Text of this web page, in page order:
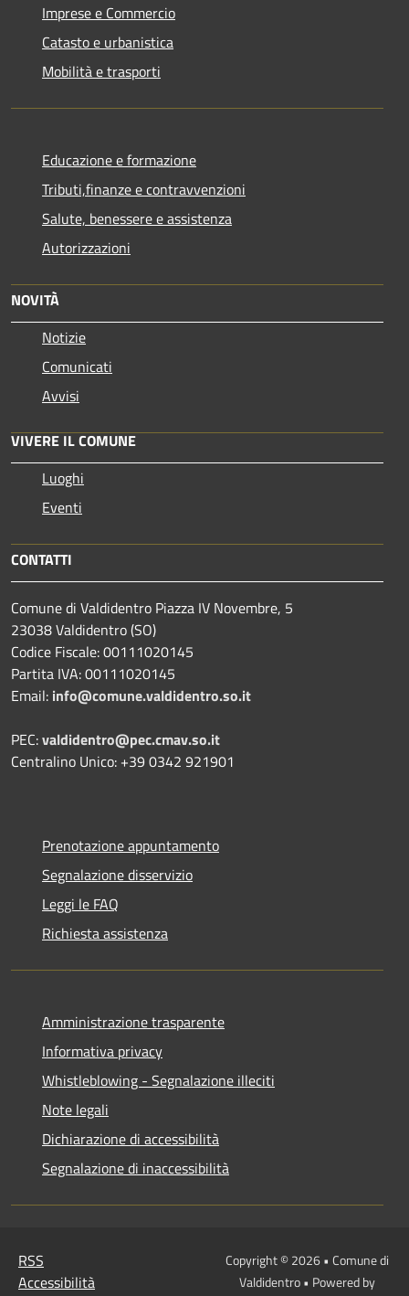
Imprese e Commercio
Catasto e urbanistica
Mobilità e trasporti
Educazione e formazione
Tributi,finanze e contravvenzioni
Salute, benessere e assistenza
Autorizzazioni
NOVITÀ
Notizie
Comunicati
Avvisi
VIVERE IL COMUNE
Luoghi
Eventi
CONTATTI
Comune di Valdidentro Piazza IV Novembre, 5
23038 Valdidentro (SO)
Codice Fiscale: 00111020145
Partita IVA: 00111020145
Email: info@comune.valdidentro.so.it
PEC:valdidentro@pec.cmav.so.it
Centralino Unico: +39 0342 921901
Prenotazione appuntamento
Segnalazione disservizio
Leggi le FAQ
Richiesta assistenza
Amministrazione trasparente
Informativa privacy
Whistleblowing - Segnalazione illeciti
Note legali
Dichiarazione di accessibilità
Segnalazione di inaccessibilità
RSS
Accessibilità
Copyright © 2026 • Comune di
Valdidentro • Powered by